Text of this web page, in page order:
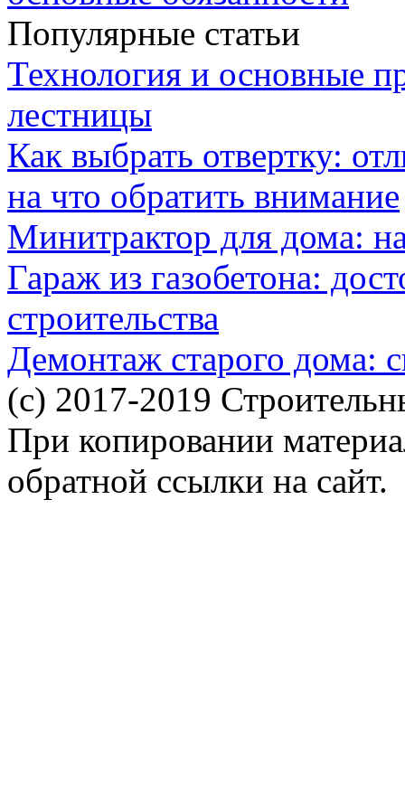
Популярные статьи
Технология и основные
лестницы
Как выбрать отвертку:
на что обратить внимание
Минитрактор для дома:
Гараж из газобетона:
строительства
Демонтаж старого дома:
(c) 2017-2019
При копировании
обратной ссылки на сайт.